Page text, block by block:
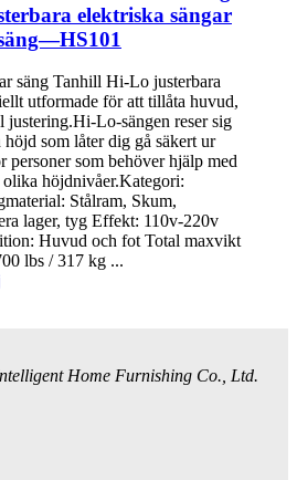
elektriska sängar
säng Tanhill Hi-Lo justerbara
utformade för att tillåta huvud,
justering.Hi-Lo-sängen reser sig
höjd som låter dig gå säkert ur
personer som behöver hjälp med
höjdnivåer.Kategori:
Stålram, Skum,
lager, tyg Effekt: 110v-220v
Huvud och fot Total maxvikt
lbs / 317 kg ...
Home Furnishing Co., Ltd.